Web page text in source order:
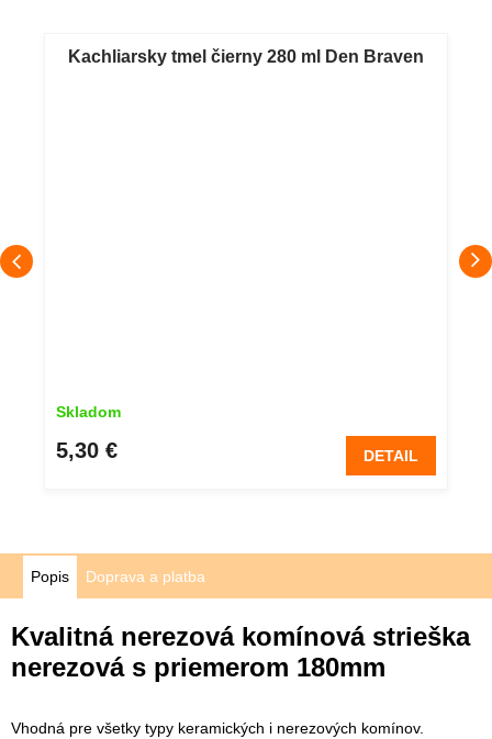
Kachliarsky tmel čierny 280 ml Den Braven
Skladom
5,30 € DETAIL
Popis Doprava a platba
Kvalitná nerezová komínová strieška
nerezová s priemerom 180mm
Vhodná pre všetky typy keramických i nerezových komínov.